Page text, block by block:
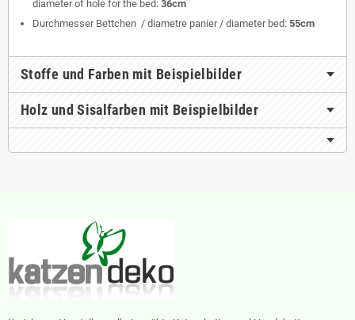
diameter of hole for the bed: 36cm
Durchmesser Bettchen / diametre panier / diameter bed: 55cm
Stoffe und Farben mit Beispielbilder
Holz und Sisalfarben mit Beispielbilder